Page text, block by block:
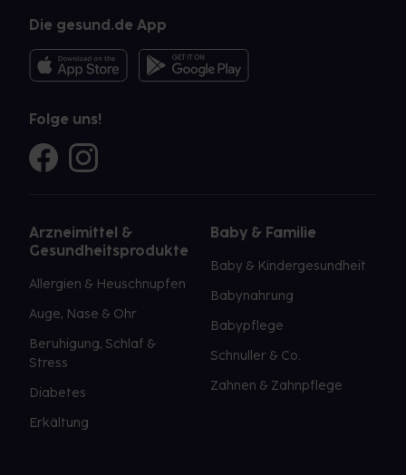
Die gesund.de App
Folge uns!
Arzneimittel &
Gesundheitsprodukte
Allergien & Heuschnupfen
Auge, Nase & Ohr
Beruhigung, Schlaf &
Stress
Diabetes
Erkältung
Baby & Familie
Baby & Kindergesundheit
Babynahrung
Babypflege
Schnuller & Co.
Zahnen & Zahnpflege